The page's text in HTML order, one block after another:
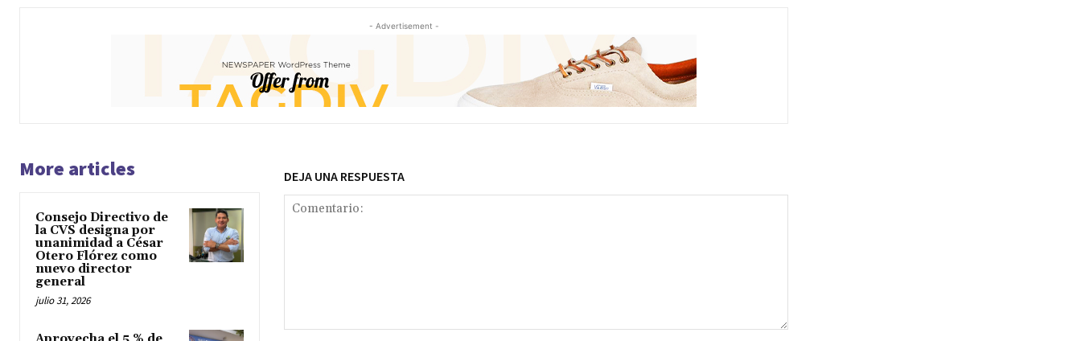
- Advertisement -
More articles
Consejo Directivo de
la CVS designa por
unanimidad a César
Otero Flórez como
nuevo director
general
julio 31, 2026
DEJA UNA RESPUESTA